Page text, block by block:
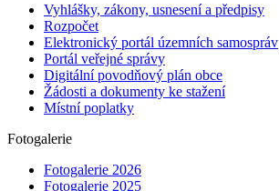
Vyhlášky, zákony, usnesení a předpisy
Rozpočet
Elektronický portál územních samospráv
Portál veřejné správy
Digitální povodňový plán obce
Žádosti a dokumenty ke stažení
Místní poplatky
Fotogalerie
Fotogalerie 2026
Fotogalerie 2025